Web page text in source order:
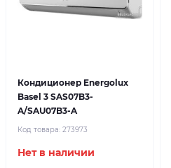
Кондиционер Energolux
Basel 3 SAS07B3-
A/SAU07B3-A
Код товара: 273973
Нет в наличии